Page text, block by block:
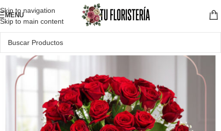
Skip to navigation
Skip to main content
MENU